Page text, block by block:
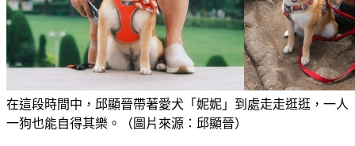
在這段時間中，邱顯晉帶著愛犬「妮妮」到處走走逛逛，一人
一狗也能自得其樂。（圖片來源：邱顯晉）